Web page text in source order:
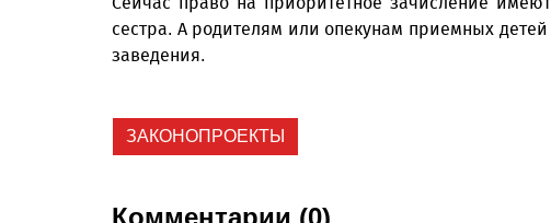
сестра. А родителям или опекунам приемных
заведения.
ЗАКОНОПРОЕКТЫ
Комментарии (0)